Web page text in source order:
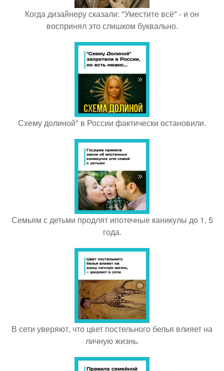
Когда дизайнеру сказали: "Уместите всё" - и он
воспринял это слишком буквально.
Схему долиной" в России фактически остановили.
Семьям с детьми продлят ипотечные каникулы до 1, 5
года.
В сети уверяют, что цвет постельного белья влияет на
личную жизнь.